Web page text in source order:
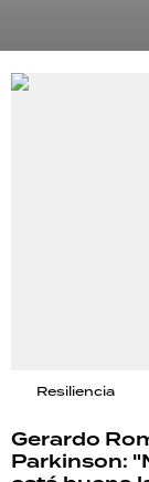
Resiliencia
Gerardo
Parkinson: